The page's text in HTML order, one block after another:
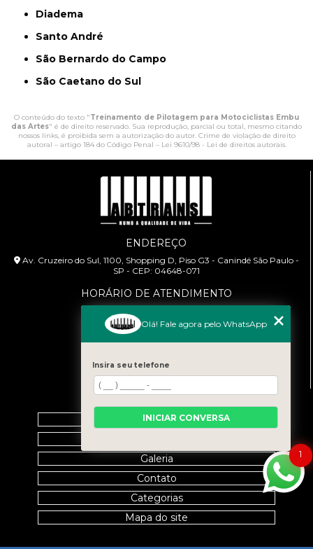
Diadema
Santo André
São Bernardo do Campo
São Caetano do Sul
O conteúdo do texto "Treinamento de Pilotagem para Motociclistas Embu
das Artes" é de direito reservado. Sua reprodução, parcial ou total, mesmo citando
nossos links, é proibida sem a autorização do autor. Crime de violação de direito
autoral – artigo 184 do Código Penal – Lei 9610/98 - Lei de direitos autorais.
ENDEREÇO
Av. Cruzeiro do Sul, 1100, Shopping D, Piso G3 - Canindé São Paulo -
SP - CEP: 04648-071
HORÁRIO DE ATENDIMENTO
Home
Galeria
Contato
Categorias
Mapa do site
1
Olá! Fale agora pelo WhatsApp
Insira seu telefone
INICIAR CONVERSA